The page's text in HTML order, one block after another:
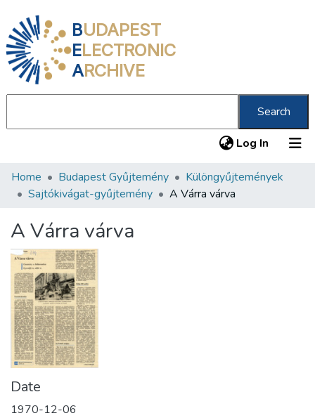
BUDAPEST
ELECTRONIC
ARCHIVE
Search
Log In (current)
Communities & Collections
Statistics
About us
Home Budapest Gyűjtemény
Különgyűjtemények
Sajtókivágat-gyűjtemény
A Várra várva
A Várra várva
Date
1970-12-06